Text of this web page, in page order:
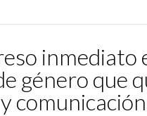
género que